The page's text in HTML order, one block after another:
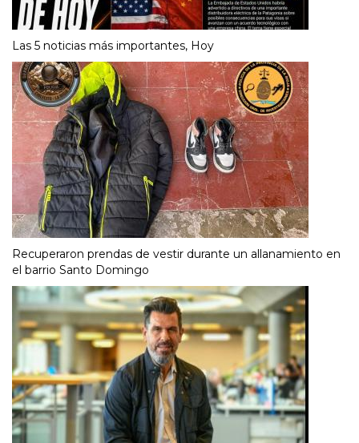
Las 5 noticias más importantes, Hoy
Recuperaron prendas de vestir durante un allanamiento en
el barrio Santo Domingo